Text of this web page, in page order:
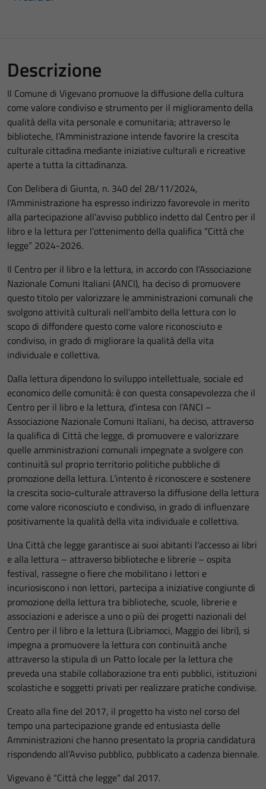
Descrizione
Il Comune di Vigevano promuove la diffusione della cultura
come valore condiviso e strumento per il miglioramento della
qualità della vita personale e comunitaria; attraverso le
biblioteche, l’Amministrazione intende favorire la crescita
culturale cittadina mediante iniziative culturali e ricreative
aperte a tutta la cittadinanza.
Con Delibera di Giunta, n. 340 del 28/11/2024,
l’Amministrazione ha espresso indirizzo favorevole in merito
alla partecipazione all’avviso pubblico indetto dal Centro per il
libro e la lettura per l’ottenimento della qualifica “Città che
legge” 2024-2026.
Il Centro per il libro e la lettura, in accordo con l’Associazione
Nazionale Comuni Italiani (ANCI), ha deciso di promuovere
questo titolo per valorizzare le amministrazioni comunali che
svolgono attività culturali nell’ambito della lettura con lo
scopo di diffondere questo come valore riconosciuto e
condiviso, in grado di migliorare la qualità della vita
individuale e collettiva.
Dalla lettura dipendono lo sviluppo intellettuale, sociale ed
economico delle comunità: è con questa consapevolezza che il
Centro per il libro e la lettura, d’intesa con l’ANCI –
Associazione Nazionale Comuni Italiani, ha deciso, attraverso
la qualifica di Città che legge, di promuovere e valorizzare
quelle amministrazioni comunali impegnate a svolgere con
continuità sul proprio territorio politiche pubbliche di
promozione della lettura. L’intento è riconoscere e sostenere
la crescita socio-culturale attraverso la diffusione della lettura
come valore riconosciuto e condiviso, in grado di influenzare
positivamente la qualità della vita individuale e collettiva.
Una Città che legge garantisce ai suoi abitanti l’accesso ai libri
e alla lettura – attraverso biblioteche e librerie – ospita
festival, rassegne o fiere che mobilitano i lettori e
incuriosiscono i non lettori, partecipa a iniziative congiunte di
promozione della lettura tra biblioteche, scuole, librerie e
associazioni e aderisce a uno o più dei progetti nazionali del
Centro per il libro e la lettura (Libriamoci, Maggio dei libri), si
impegna a promuovere la lettura con continuità anche
attraverso la stipula di un Patto locale per la lettura che
preveda una stabile collaborazione tra enti pubblici, istituzioni
scolastiche e soggetti privati per realizzare pratiche condivise.
Creato alla fine del 2017, il progetto ha visto nel corso del
tempo una partecipazione grande ed entusiasta delle
Amministrazioni che hanno presentato la propria candidatura
rispondendo all’Avviso pubblico, pubblicato a cadenza biennale.
Vigevano è “Città che legge” dal 2017.